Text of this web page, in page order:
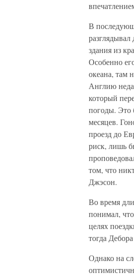
В
здания из
Особенно
океана, там
Англию
который
погоды. Это
месяцев.
проезд до
риск, лишь
том, что
Джэсон.
Во время
понимал,
целях
тогда
Однако на